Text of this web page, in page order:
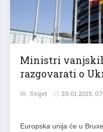
Ministri
razgovarati o
Svijet 29.01.2015.
Europska unija će u